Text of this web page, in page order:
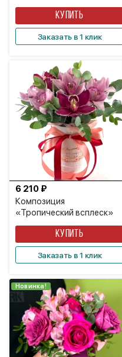
КУПИТЬ
Заказать в 1 клик
Композиция
«Тропический всплеск»
6 210 ₽
КУПИТЬ
Заказать в 1 клик
Новинка!